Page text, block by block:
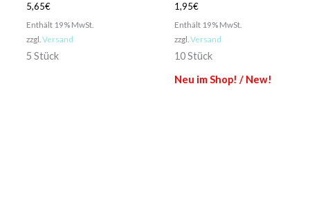
5,65€
Enthält 19% MwSt.
zzgl. Versand
5 Stück
1,95€
Enthält 19% MwSt.
zzgl. Versand
10 Stück
Neu im Shop! / New!